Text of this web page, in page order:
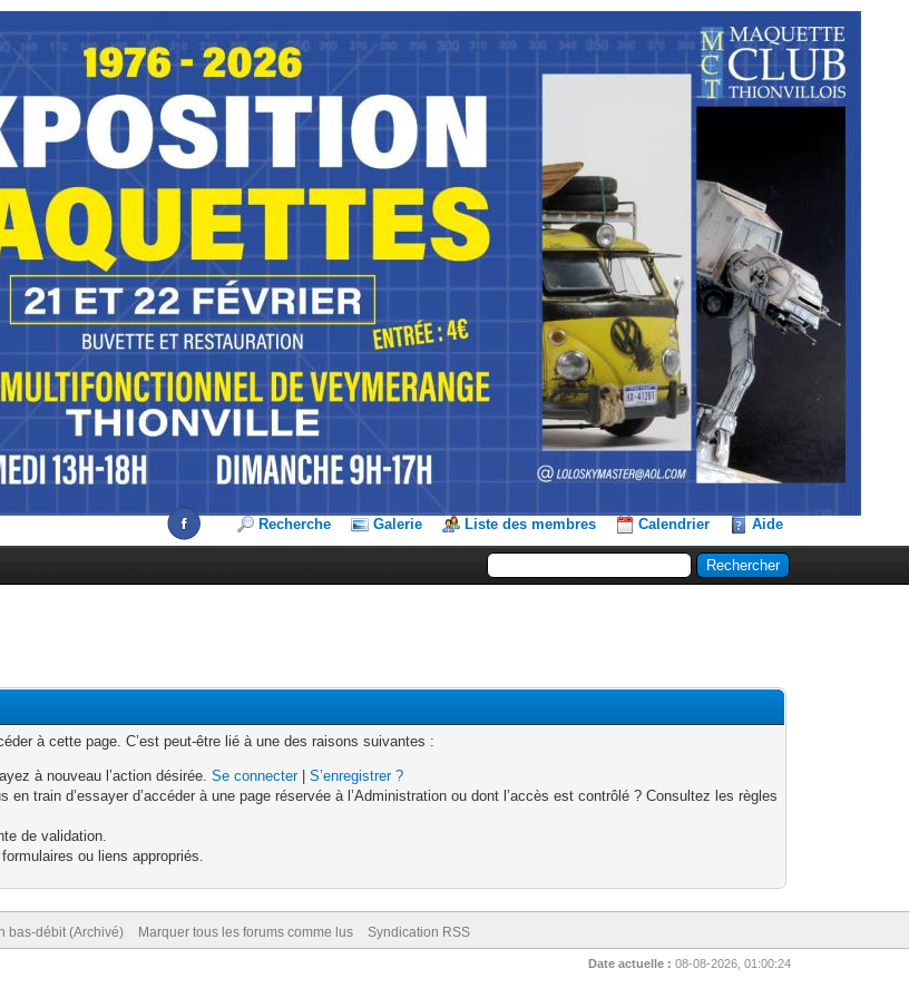
Recherche Galerie Liste des membres Calendrier Aide
à cette page. C’est peut-être lié à une des raisons suivantes :
à nouveau l’action désirée.Se connecter|S’enregistrer ?
train d’essayer d’accéder à une page réservée à l’Administration ou dont l’accès est contrôlé ? Consultez les règles
de validation.
ou liens appropriés.
bas-débit (Archivé) Marquer tous les forums comme lus Syndication RSS
Date actuelle : 08-08-2026, 01:00:24